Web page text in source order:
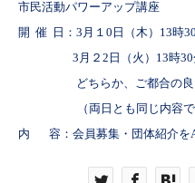
市民活動パワーアップ講座
開 催 日： 3 月１ 0 日（木） 13時30
3 月２ 2 日（火） 13時30
どちらか、ご都合の
（両日とも同じ内容で開
内
容：会員募集・団体紹介を